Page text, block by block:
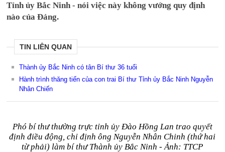
Tỉnh ủy Bắc Ninh - nói việc này không vướng quy định
nào của Đảng.
TIN LIÊN QUAN
Thành ủy Bắc Ninh có tân Bí thư 36 tuổi
Hành trình thăng tiến của con trai Bí thư Tỉnh ủy Bắc Ninh Nguyễn
Nhân Chiến
Phó bí thư thường trực tỉnh ủy Đào Hồng Lan trao quyết
định điều động, chỉ định ông Nguyễn Nhân Chinh (thứ hai
từ phải) làm bí thư Thành ủy Bắc Ninh - Ảnh: TTCP